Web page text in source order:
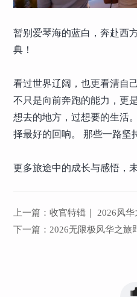
暂别爱琴海的蓝白，奔赴西
典！
看过世界辽阔，也更看清自
不只是向前奔跑的能力，
想去的地方，过想要的生活
择最好的回响。 那些一路坚
更多旅途中的成长与感悟，
上一篇：收官特辑｜ 2026风
下一篇： 2026无限极风华之旅